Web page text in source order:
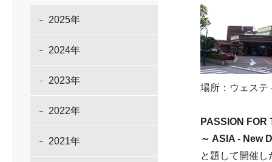
場所：ウェステ
PASSION FOR
～ ASIA - New
と題して開催
2025年
2024年
2023年
2022年
2021年